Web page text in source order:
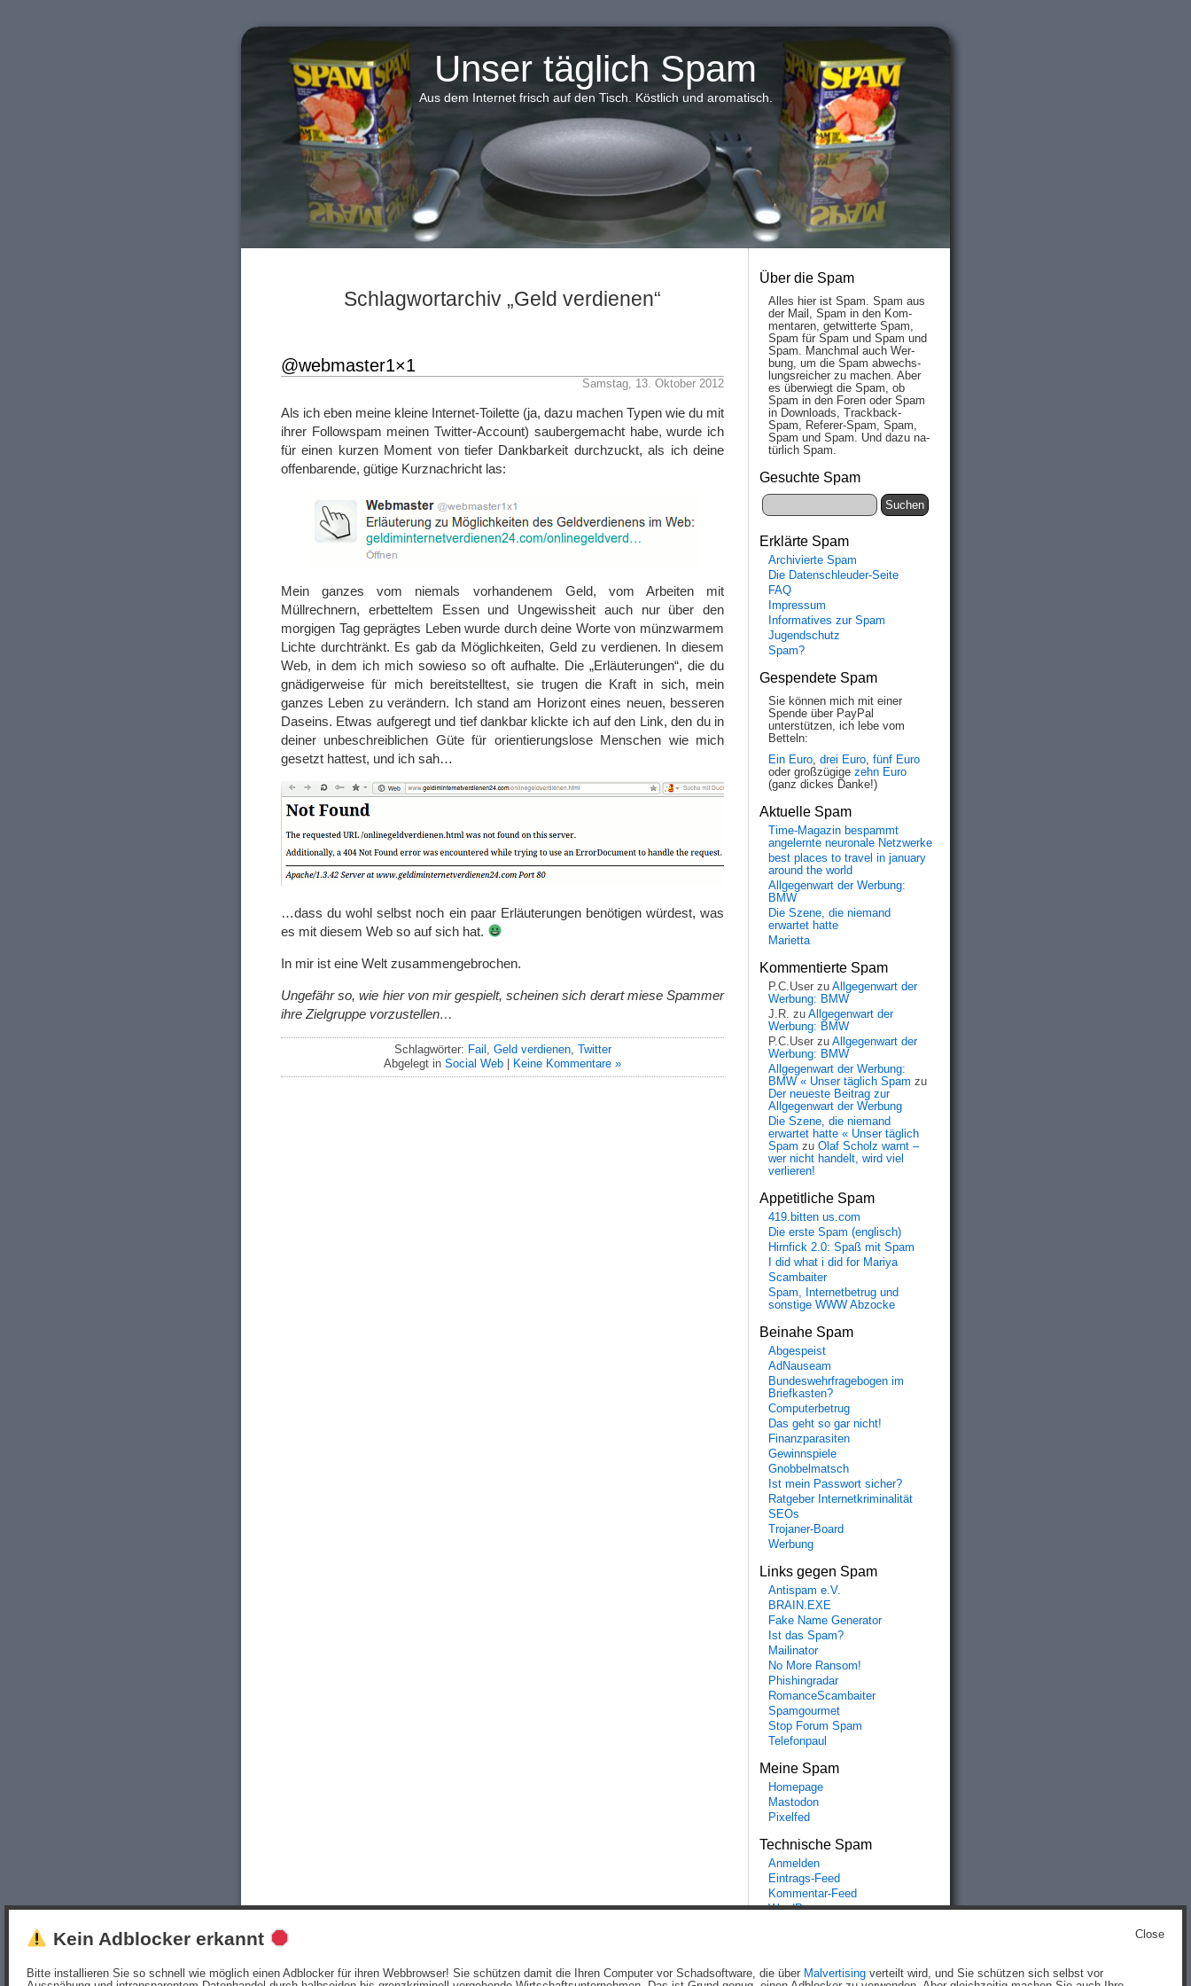
Unser täglich Spam
Aus dem Internet frisch auf den Tisch. Köstlich und aromatisch.
Schlagwortarchiv „Geld verdienen“
@webmaster1×1
Samstag, 13. Oktober 2012
Als ich eben meine kleine Internet-Toilette (ja, dazu machen Typen wie du mit
ihrer Followspam meinen Twitter-Account) saubergemacht habe, wurde ich
für einen kurzen Moment von tiefer Dankbarkeit durchzuckt, als ich deine
offenbarende, gütige Kurznachricht las:
Mein ganzes vom niemals vorhandenem Geld, vom Arbeiten mit
Müllrechnern, erbetteltem Essen und Ungewissheit auch nur über den
morgigen Tag geprägtes Leben wurde durch deine Worte von münzwarmem
Lichte durchtränkt. Es gab da Möglichkeiten, Geld zu verdienen. In diesem
Web, in dem ich mich sowieso so oft aufhalte. Die „Erläuterungen“, die du
gnädigerweise für mich bereitstelltest, sie trugen die Kraft in sich, mein
ganzes Leben zu verändern. Ich stand am Horizont eines neuen, besseren
Daseins. Etwas aufgeregt und tief dankbar klickte ich auf den Link, den du in
deiner unbeschreiblichen Güte für orientierungslose Menschen wie mich
gesetzt hattest, und ich sah…
…dass du wohl selbst noch ein paar Erläuterungen benötigen würdest, was
es mit diesem Web so auf sich hat.
In mir ist eine Welt zusammengebrochen.
Ungefähr so, wie hier von mir gespielt, scheinen sich derart miese Spammer
ihre Zielgruppe vorzustellen…
Schlagwörter: Fail Geld verdienen, Twitter
Abgelegt in Social Web | Keine Kommentare »
Über die Spam
Alles hier ist Spam. Spam aus
der Mail, Spam in den Kom­
men­taren, ge­twit­ter­te Spam,
Spam für Spam und Spam und
Spam. Manch­mal auch Wer­
bung, um die Spam ab­wechs­
lungs­reich­er zu mach­en. Aber
es über­wiegt die Spam, ob
Spam in den Fo­ren oder Spam
in Down­loads, Track­back-
Spam, Re­fe­rer-Spam, Spam,
Spam und Spam. Und da­zu na­
tür­lich Spam.
Gesuchte Spam
Erklärte Spam
Archivierte Spam
Die Datenschleuder-Seite
FAQ
Impressum
Informatives zur Spam
Jugendschutz
Spam?
Gespendete Spam
Sie können mich mit einer
Spende über PayPal
unterstützen, ich lebe vom
Betteln:
Ein Euro, drei Euro, fünf Euro
oder großzügige zehn Euro
(ganz dickes Danke!)
Aktuelle Spam
Time-Magazin bespammt
angelernte neuronale Netzwerke
best places to travel in january
around the world
Allgegenwart der Werbung:
BMW
Die Szene, die niemand
erwartet hatte
Marietta
Kommentierte Spam
P.C.User zu Allgegenwart der
Werbung: BMW
J.R. zu Allgegenwart der
Werbung: BMW
P.C.User zu Allgegenwart der
Werbung: BMW
Allgegenwart der Werbung:
BMW « Unser täglich Spam zu
Der neueste Beitrag zur
Allgegenwart der Werbung
Die Szene, die niemand
erwartet hatte « Unser täglich
Spam zu Olaf Scholz warnt –
wer nicht handelt, wird viel
verlieren!
Appetitliche Spam
419.bitten us.com
Die erste Spam (englisch)
Hirnfick 2.0: Spaß mit Spam
I did what i did for Mariya
Scambaiter
Spam, Internetbetrug und
sonstige WWW Abzocke
Beinahe Spam
Abgespeist
AdNauseam
Bundeswehrfragebogen im
Briefkasten?
Computerbetrug
Das geht so gar nicht!
Finanzparasiten
Gewinnspiele
Gnobbelmatsch
Ist mein Passwort sicher?
Ratgeber Internetkriminalität
SEOs
Trojaner-Board
Werbung
Links gegen Spam
Antispam e.V.
BRAIN.EXE
Fake Name Generator
Ist das Spam?
Mailinator
No More Ransom!
Phishingradar
RomanceScambaiter
Spamgourmet
Stop Forum Spam
Telefonpaul
Meine Spam
Homepage
Mastodon
Pixelfed
Technische Spam
Anmelden
Eintrags-Feed
Kommentar-Feed
WordPress.org
Beiträge (RSS)undKommentare (RSS).
Close
Kein Adblocker erkannt
Bitte installieren Sie so schnell wie möglich einen Adblocker für ihren Webbrowser! Sie schützen damit die Ihren Computer vor Schadsoftware, die über Malvertising verteilt wird, und Sie schützen sich selbst vor